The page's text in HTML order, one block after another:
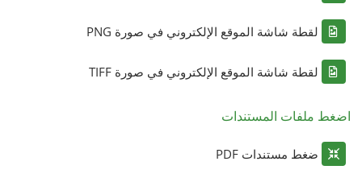
لقطة شاشة الموقع الإلكتروني في صورة PNG
لقطة شاشة الموقع الإلكتروني في صورة TIFF
اضغط ملفات المستندات
ضغط مستندات PDF